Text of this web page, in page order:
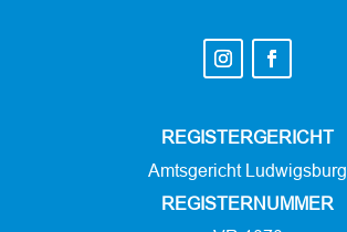
REGISTERGERICHT
Amtsgericht Ludwigsburg
REGISTERNUMMER